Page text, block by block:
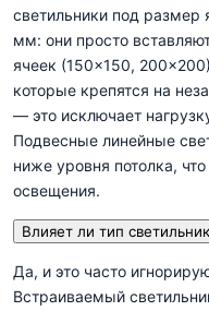
светильники под
мм: они просто
ячеек (150×150,
которые крепятся на
— это исключает
Подвесные линейные
ниже уровня потолка,
освещения.
Влияет ли тип
Да, и это часто
Встраиваемый